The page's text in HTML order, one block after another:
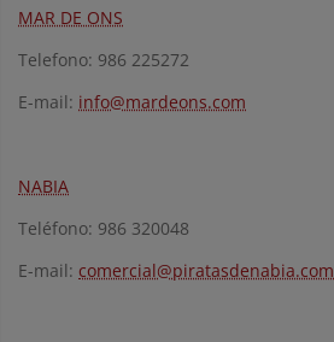
MAR DE ONS
Telefono: 986 225272
E-mail: info@mardeons.com
NABIA
Teléfono: 986 320048
E-mail: comercial@piratasdenabia.com